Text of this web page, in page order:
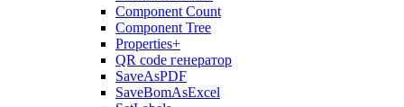
Component Count
Component Tree
Properties+
QR code генератор
SaveAsPDF
SaveBomAsExcel